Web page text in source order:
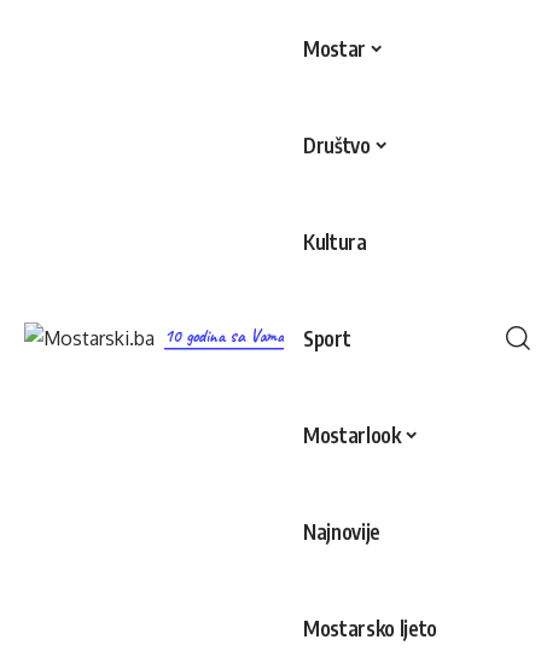
10 godina sa Vama
Mostar
Društvo
Kultura
Sport
Mostarlook
Najnovije
Mostarsko ljeto